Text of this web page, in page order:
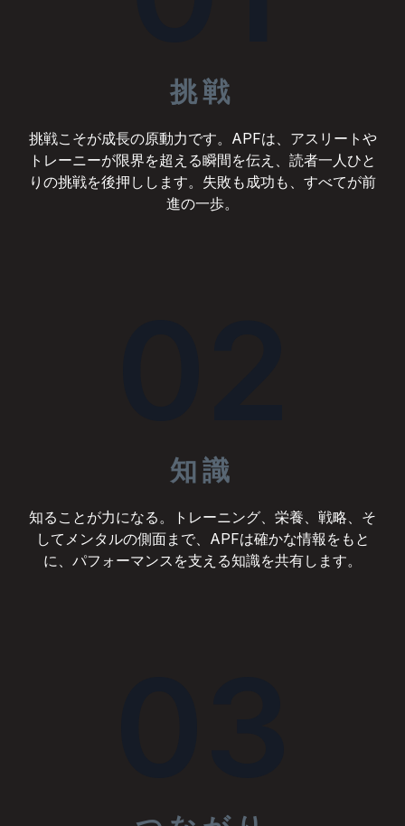
挑戦
挑戦こそが成長の原動力です。APFは、アスリートや
トレーニーが限界を超える瞬間を伝え、読者一人ひと
りの挑戦を後押しします。失敗も成功も、すべてが前
進の一歩。
知識
知ることが力になる。トレーニング、栄養、戦略、そ
してメンタルの側面まで、APFは確かな情報をもと
に、パフォーマンスを支える知識を共有します。